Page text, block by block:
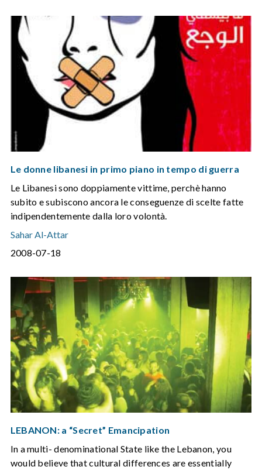
Le donne libanesi in primo piano in tempo di guerra
Le Libanesi sono doppiamente vittime, perchè hanno
subito e subiscono ancora le conseguenze di scelte fatte
indipendentemente dalla loro volontà.
Sahar Al-Attar
2008-07-18
LEBANON: a “Secret” Emancipation
In a multi- denominational State like the Lebanon, you
would believe that cultural differences are essentially